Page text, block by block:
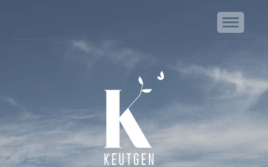
Keutgen | Bestattungen - Funérailles